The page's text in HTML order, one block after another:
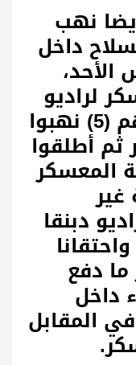
نهب
داخل
لراديو
دبنقا إن المسلحين وهم (5) نهبوا
ثم أطلقوا
المعسكر
دبنقا
دفع
داخل
المقابل